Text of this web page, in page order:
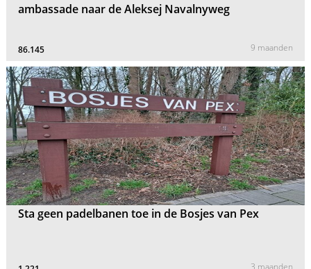
ambassade naar de Aleksej Navalnyweg
86.145 9 maanden
Sta geen padelbanen toe in de Bosjes van Pex